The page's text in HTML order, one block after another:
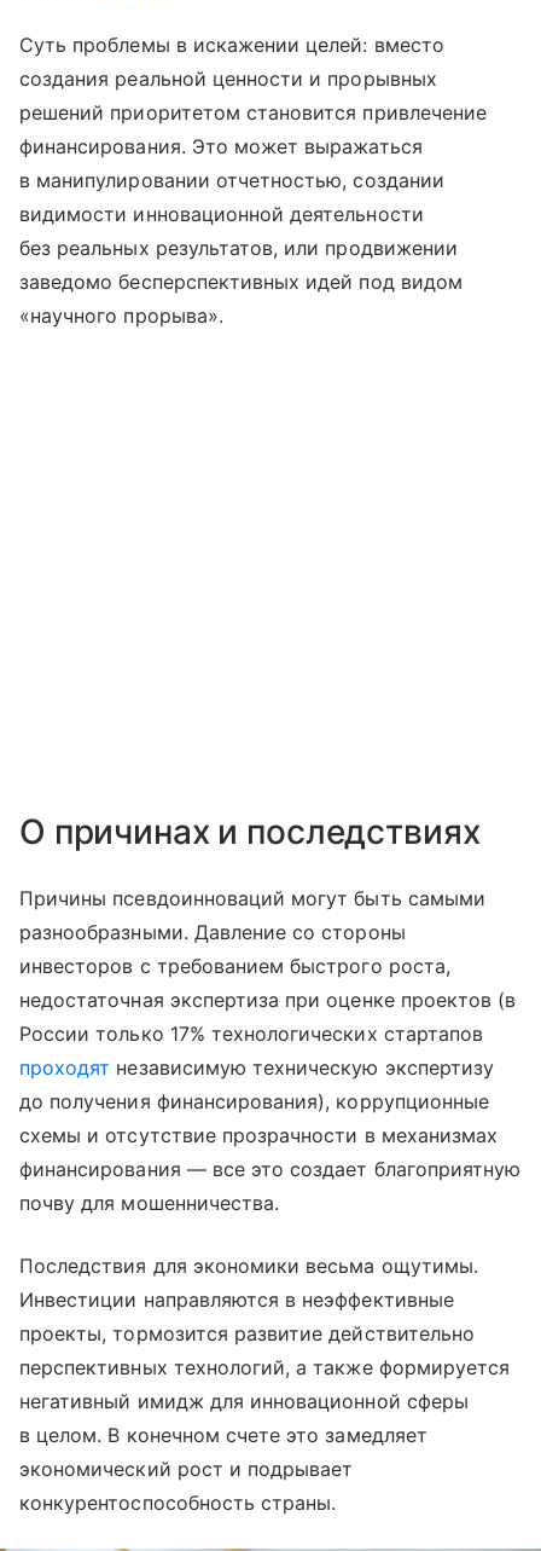
Суть проблемы в искажении целей: вместо
создания реальной ценности и прорывных
решений приоритетом становится привлечение
финансирования. Это может выражаться
в манипулировании отчетностью, создании
видимости инновационной деятельности
без реальных результатов, или продвижении
заведомо бесперспективных идей под видом
«научного прорыва».
О причинах и последствиях
Причины псевдоинноваций могут быть самыми
разнообразными. Давление со стороны
инвесторов с требованием быстрого роста,
недостаточная экспертиза при оценке проектов (в
России только 17% технологических стартапов
проходят независимую техническую экспертизу
до получения финансирования), коррупционные
схемы и отсутствие прозрачности в механизмах
финансирования — все это создает благоприятную
почву для мошенничества.
Последствия для экономики весьма ощутимы.
Инвестиции направляются в неэффективные
проекты, тормозится развитие действительно
перспективных технологий, а также формируется
негативный имидж для инновационной сферы
в целом. В конечном счете это замедляет
экономический рост и подрывает
конкурентоспособность страны.